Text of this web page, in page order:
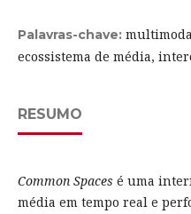
Palavras-chave:
ecossistema de média,
RESUMO
Common Spaces é uma
média em tempo real e